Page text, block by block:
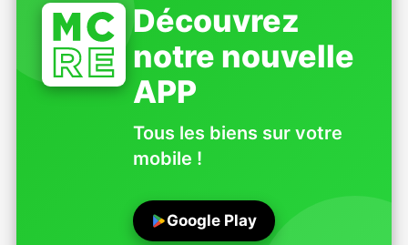
Découvrez
notre nouvelle
APP
Tous les biens sur votre
mobile !
Google Play